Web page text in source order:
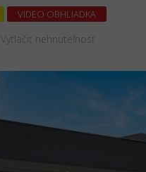
VIDEO OBHLIADKA
Vytlačiť nehnuteľnosť